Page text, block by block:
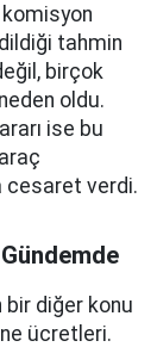
komisyon
tahmin
birçok
oldu.
ise bu
cesaret verdi.
diğer konu
ücretleri.